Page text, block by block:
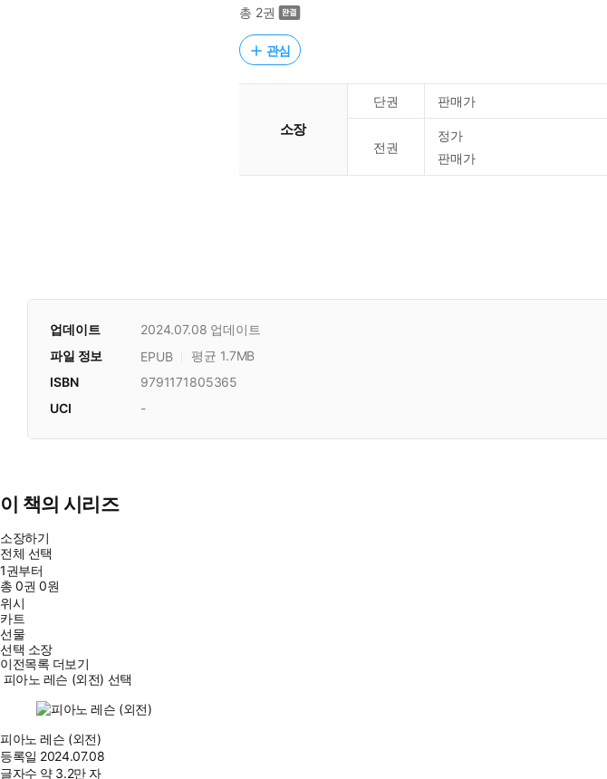
총 2권
관심
소장
단권 판매가
전권
정가
판매가
업데이트 2024.07.08 업데이트
파일 정보 EPUB
평균 1.7MB
ISBN
9791171805365
UCI
-
이 책의 시리즈
소장하기
전체 선택
1권부터
총0권 0원
위시
카트
선물
선택 소장
이전목록 더보기
피아노 레슨 (외전) 선택
피아노 레슨 (외전)
등록일 2024.07.08
글자수 약 3.2만 자